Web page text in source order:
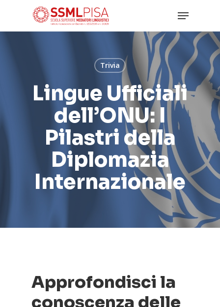
main
Menu
Trivia
Lingue Ufficiali
dell’ONU: I
Pilastri della
Diplomazia
Internazionale
Approfondisci la
conoscenza delle
Close
Menu